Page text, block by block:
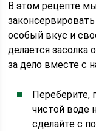
В этом рецепте
особый вкус и
делается засолка
за дело вместе с
Переберите,
чистой воде
сделайте с